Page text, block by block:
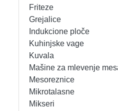
DEPILATORI I TRIMERI
ELEKTRIČNE CEDILJKE
ELEKTRIČNE ŠERPE
ELEKTRIČNI GRILL
EMAJLIRANE ŠERPE
ETAŽERI
GARNITURE ESCAJGA
KALUPI ZA TORTE
Friteze
Grejalice
Indukcione ploče
Kuhinjske vage
Kuvala
Mašine za mlevenje
Mesoreznice
Mikrotalasne
Mikseri